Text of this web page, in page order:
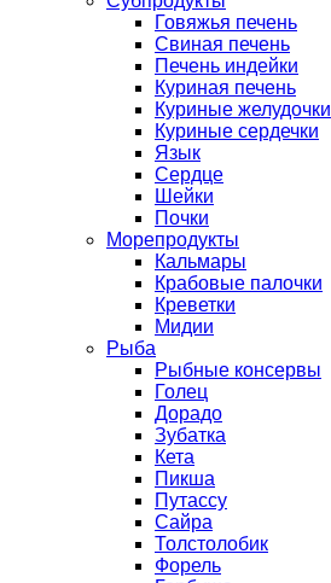
Говяжья печень
Свиная печень
Печень индейки
Куриная печень
Куриные желудочки
Куриные сердечки
Язык
Сердце
Шейки
Почки
Морепродукты
Кальмары
Крабовые палочки
Креветки
Мидии
Рыба
Рыбные консервы
Голец
Дорадо
Зубатка
Кета
Пикша
Путассу
Сайра
Толстолобик
Форель